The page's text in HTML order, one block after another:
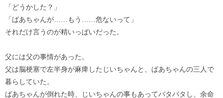
「どうかした？」
「ばあちゃんが……もう……危ないって」
それだけ言うのが精いっぱいだった。
父には父の事情があった。
父は脳梗塞で左半身が麻痺したじいちゃんと、ばあちゃんの三人で
暮らしていた。
ばあちゃんが倒れた時、じいちゃんの事もあってバタバタし、余命